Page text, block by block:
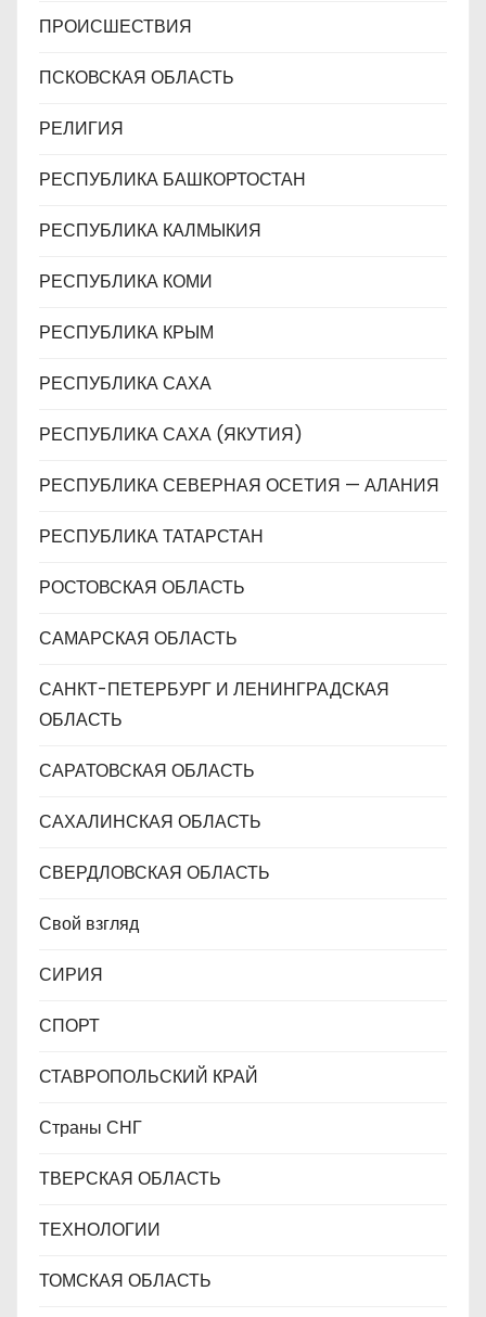
ПРОИСШЕСТВИЯ
ПСКОВСКАЯ ОБЛАСТЬ
РЕЛИГИЯ
РЕСПУБЛИКА БАШКОРТОСТАН
РЕСПУБЛИКА КАЛМЫКИЯ
РЕСПУБЛИКА КОМИ
РЕСПУБЛИКА КРЫМ
РЕСПУБЛИКА САХА
РЕСПУБЛИКА САХА (ЯКУТИЯ)
РЕСПУБЛИКА СЕВЕРНАЯ ОСЕТИЯ — АЛАНИЯ
РЕСПУБЛИКА ТАТАРСТАН
РОСТОВСКАЯ ОБЛАСТЬ
САМАРСКАЯ ОБЛАСТЬ
САНКТ-ПЕТЕРБУРГ И ЛЕНИНГРАДСКАЯ
ОБЛАСТЬ
САРАТОВСКАЯ ОБЛАСТЬ
САХАЛИНСКАЯ ОБЛАСТЬ
СВЕРДЛОВСКАЯ ОБЛАСТЬ
Свой взгляд
СИРИЯ
СПОРТ
СТАВРОПОЛЬСКИЙ КРАЙ
Страны СНГ
ТВЕРСКАЯ ОБЛАСТЬ
ТЕХНОЛОГИИ
ТОМСКАЯ ОБЛАСТЬ